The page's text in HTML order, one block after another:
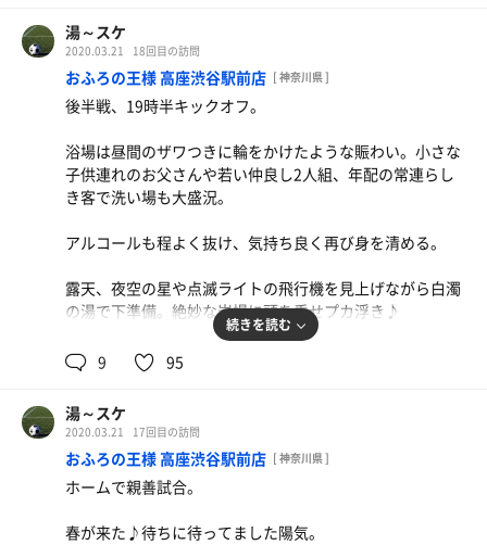
休憩は浴槽の壁を背に地べたに座る。
合計3セット、サ室は全て貸切状態！
オシャレなBGMが流れる浴場も最後は誰もいなくなった。
小洒落たロビーで一息つく。
生ビール中はフロント受付にて注文スタイル。イケメン兄
さんが持ってきてくれた。ありがと♪
宿泊客は持込みもOKらしいので価格差があるようだ。
渾身の1杯をグビ飲みし、シャキッと退館！
別館「大樽」の超ハッピーアワーにスライディング！
生ビール中×3、ハイボールを追加したところでタイムア
ップ。延長戦はメガハイボール、レモンサワー♪
ツマミ、たっぷりと七味をかけたメンマとモツ煮。これが
正解、間違いなし！
最終便のラッコバスに乗り込み感謝の下車。
シャワーの水圧がまず強烈！
こんなだったっけ…と試しに隣りの水圧と比べてみると、
やはりコチラの勢いが抜群の仕様。若いってスバラシイ！
今日は薬湯のスタート。腰まで浸かり、素知らぬ顔でソレ
壁には8種類の薬草の絵が並び、そのひとつが「陳皮」
（ちんぴ）。残念ながらヒリつく原因はコレではなく「バ
ンショウ」だと思われる。
下準備が完了したら、身体の水分をオレンジタオルで拭き
先客2名、やはり空いてる♪
最上段、L型の角にベージュの薄手サウナマットを敷いて
着席。
汗が止めどなく滴る。。肩を回すと腕の皮膚が軽くヒリつ
く熱さ。
サ室出る時に触る木の部分、今日もめちゃくちゃ熱いから
火傷注意。
キンキンの水風呂に入る前に頭からぶっかけの儀式。バイ
湯～スケ
2020.03.21 18回目の訪問
おふろの王様 高座渋谷駅前店 [ 神奈川県 ]
後半戦、19時半キックオフ。
浴場は昼間のザワつきに輪をかけたような賑わい。小さな
子供連れのお父さんや若い仲良し2人組、年配の常連らし
き客で洗い場も大盛況。
アルコールも程よく抜け、気持ち良く再び身を清める。
露天、夜空の星や点滅ライトの飛行機を見上げながら白濁
の湯で下準備。絶妙な岩場に頭を乗せプカ浮き♪
身体の水分を拭き取り、サ室の扉をゆっくりと引く。汗だ
くの同志がギッシリと埋まった16名程、出たり入ったり慌
ただしい流れ。
最上段、細長ikiストーブから一番遠い角に着席し。優しい
オートローリュの熱波を受ける。
3セット目はスチームサウナ。
ねなく出来る。
続きを読む
9 95
湯～スケ
2020.03.21 17回目の訪問
おふろの王様 高座渋谷駅前店 [ 神奈川県 ]
ホームで親善試合。
春が来た♪待ちに待ってました陽気。